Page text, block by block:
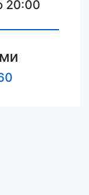
20:00